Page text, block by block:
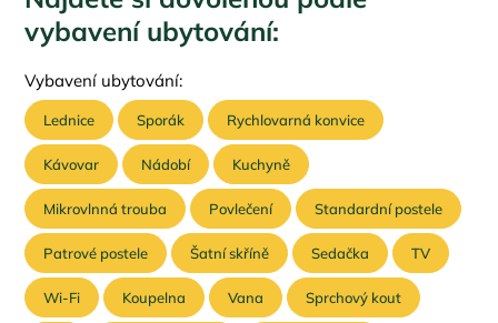
vybavení ubytování:
Vybavení ubytování:
Lednice Sporák Rychlovarná konvice
Kávovar Nádobí Kuchyně
Mikrovlnná trouba Povlečení Standardní postele
Patrové postele Šatní skříně Sedačka TV
Wi-Fi Koupelna Vana Sprchový kout